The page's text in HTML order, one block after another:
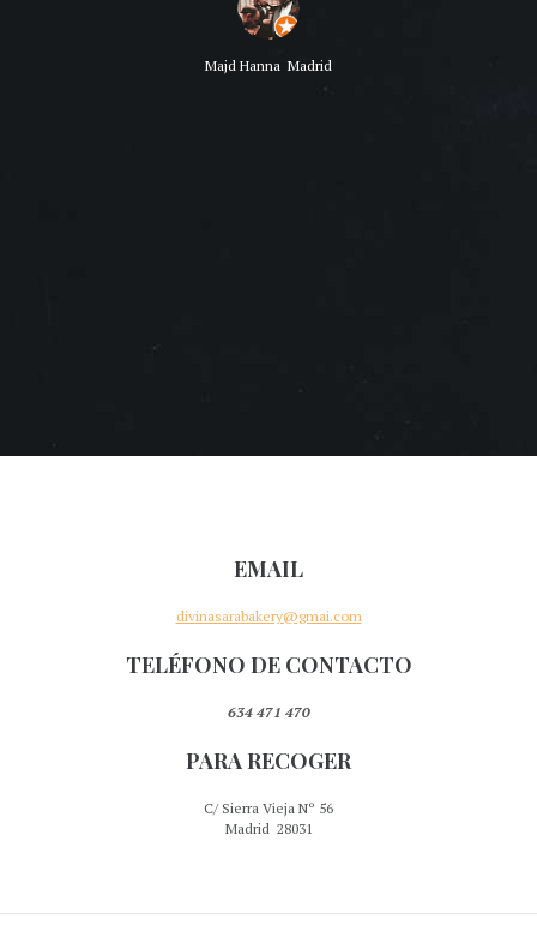
Majd Hanna Madrid
EMAIL
divinasarabakery@gmai.com
TELÉFONO DE CONTACTO
634 471 470
PARA RECOGER
C/ Sierra Vieja Nº 56
Madrid 28031